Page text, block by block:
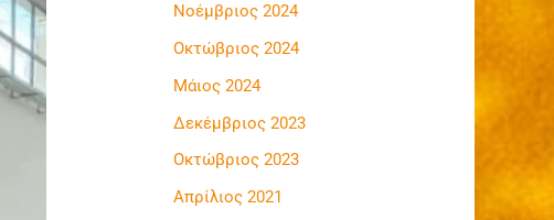
η
σ
η
γ
Νοέμβριος 2024
Οκτώβριος 2024
Μάιος 2024
Δεκέμβριος 2023
Οκτώβριος 2023
Απρίλιος 2021